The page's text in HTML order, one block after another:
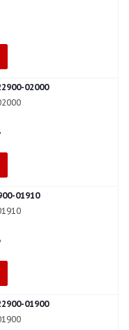
02000
01910
01900